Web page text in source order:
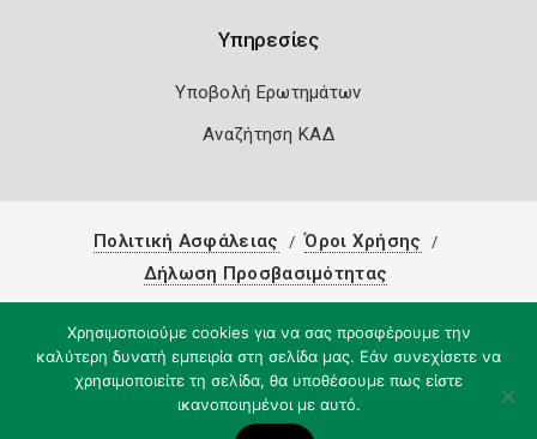
Υπηρεσίες
Υποβολή Ερωτημάτων
Αναζήτηση ΚΑΔ
Πολιτική Ασφάλειας
Όροι Χρήσης
Δήλωση Προσβασιμότητας
Χρησιμοποιούμε cookies για να σας προσφέρουμε την
καλύτερη δυνατή εμπειρία στη σελίδα μας. Εάν συνεχίσετε να
χρησιμοποιείτε τη σελίδα, θα υποθέσουμε πως είστε
ικανοποιημένοι με αυτό.